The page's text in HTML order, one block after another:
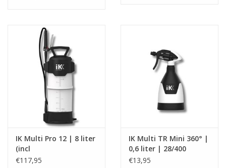
IK Multi Pro 12 | 8 liter
(incl
kleurenindentificatie)
€117,95
IK Multi TR Mini 360° |
0,6 liter | 28/400
€13,95